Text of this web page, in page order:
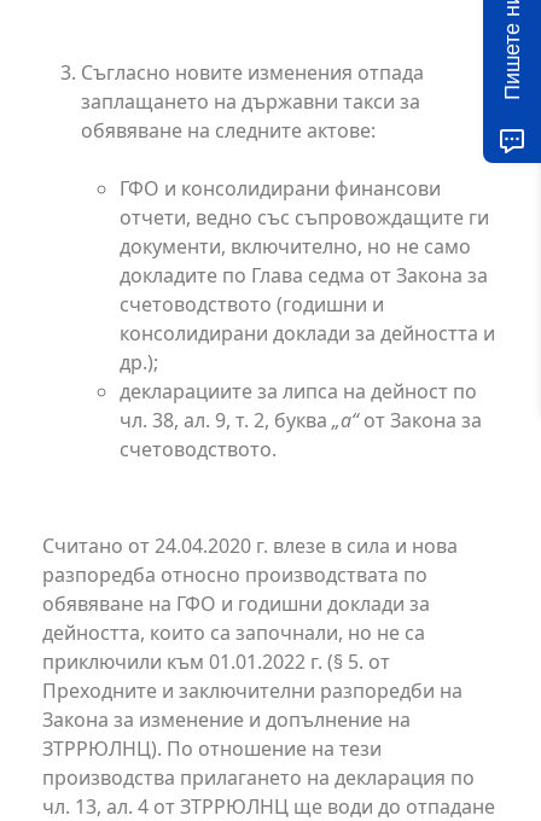
Съгласно новите изменения отпада
заплащането на държавни такси за
обявяване на следните актове:
ГФО и консолидирани финансови
отчети, ведно със съпровождащите ги
документи, включително, но не само
докладите по Глава седма от Закона за
счетоводството (годишни и
консолидирани доклади за дейността и
др.);
декларациите за липса на дейност по
чл. 38, ал. 9, т. 2, буква „а“от Закона за
счетоводството.
Считано от 24.04.2020 г. влезе в сила и нова
разпоредба относно производствата по
обявяване на ГФО и годишни доклади за
дейността, които са започнали, но не са
приключили към 01.01.2022 г. (§ 5. от
Преходните и заключителни разпоредби на
Закона за изменение и допълнение на
ЗТРРЮЛНЦ). По отношение на тези
производства прилагането на декларация по
чл. 13, ал. 4 от ЗТРРЮЛНЦ ще води до отпадане
Пишете ни!